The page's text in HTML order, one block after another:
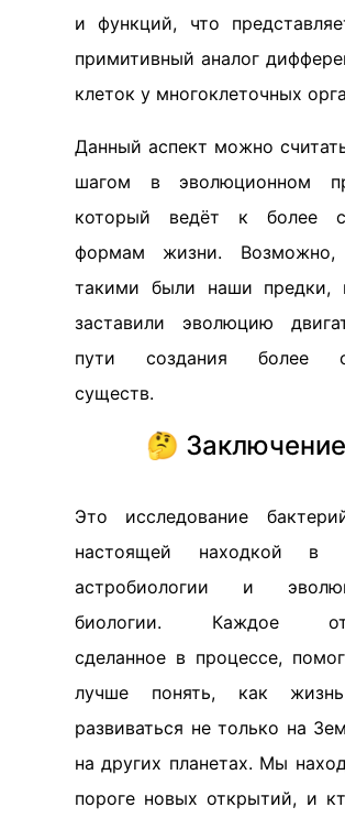
и функций, что
примитивный аналог
клеток у многоклеточных
Данный аспект можно
шагом в эволюционном
который ведёт к более
формам жизни. Возможно,
такими были наши предки,
заставили эволюцию
пути создания более
существ.
🤔 Заключение
Это исследование
настоящей находкой в
астробиологии и
биологии. Каждое
сделанное в процессе,
лучше понять, как
развиваться не только на
на других планетах. Мы
пороге новых открытий, и